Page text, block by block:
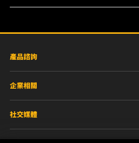
產品諮詢
重型設備車輛
小客車與商用車
企業相關
關於WIX
社交媒體